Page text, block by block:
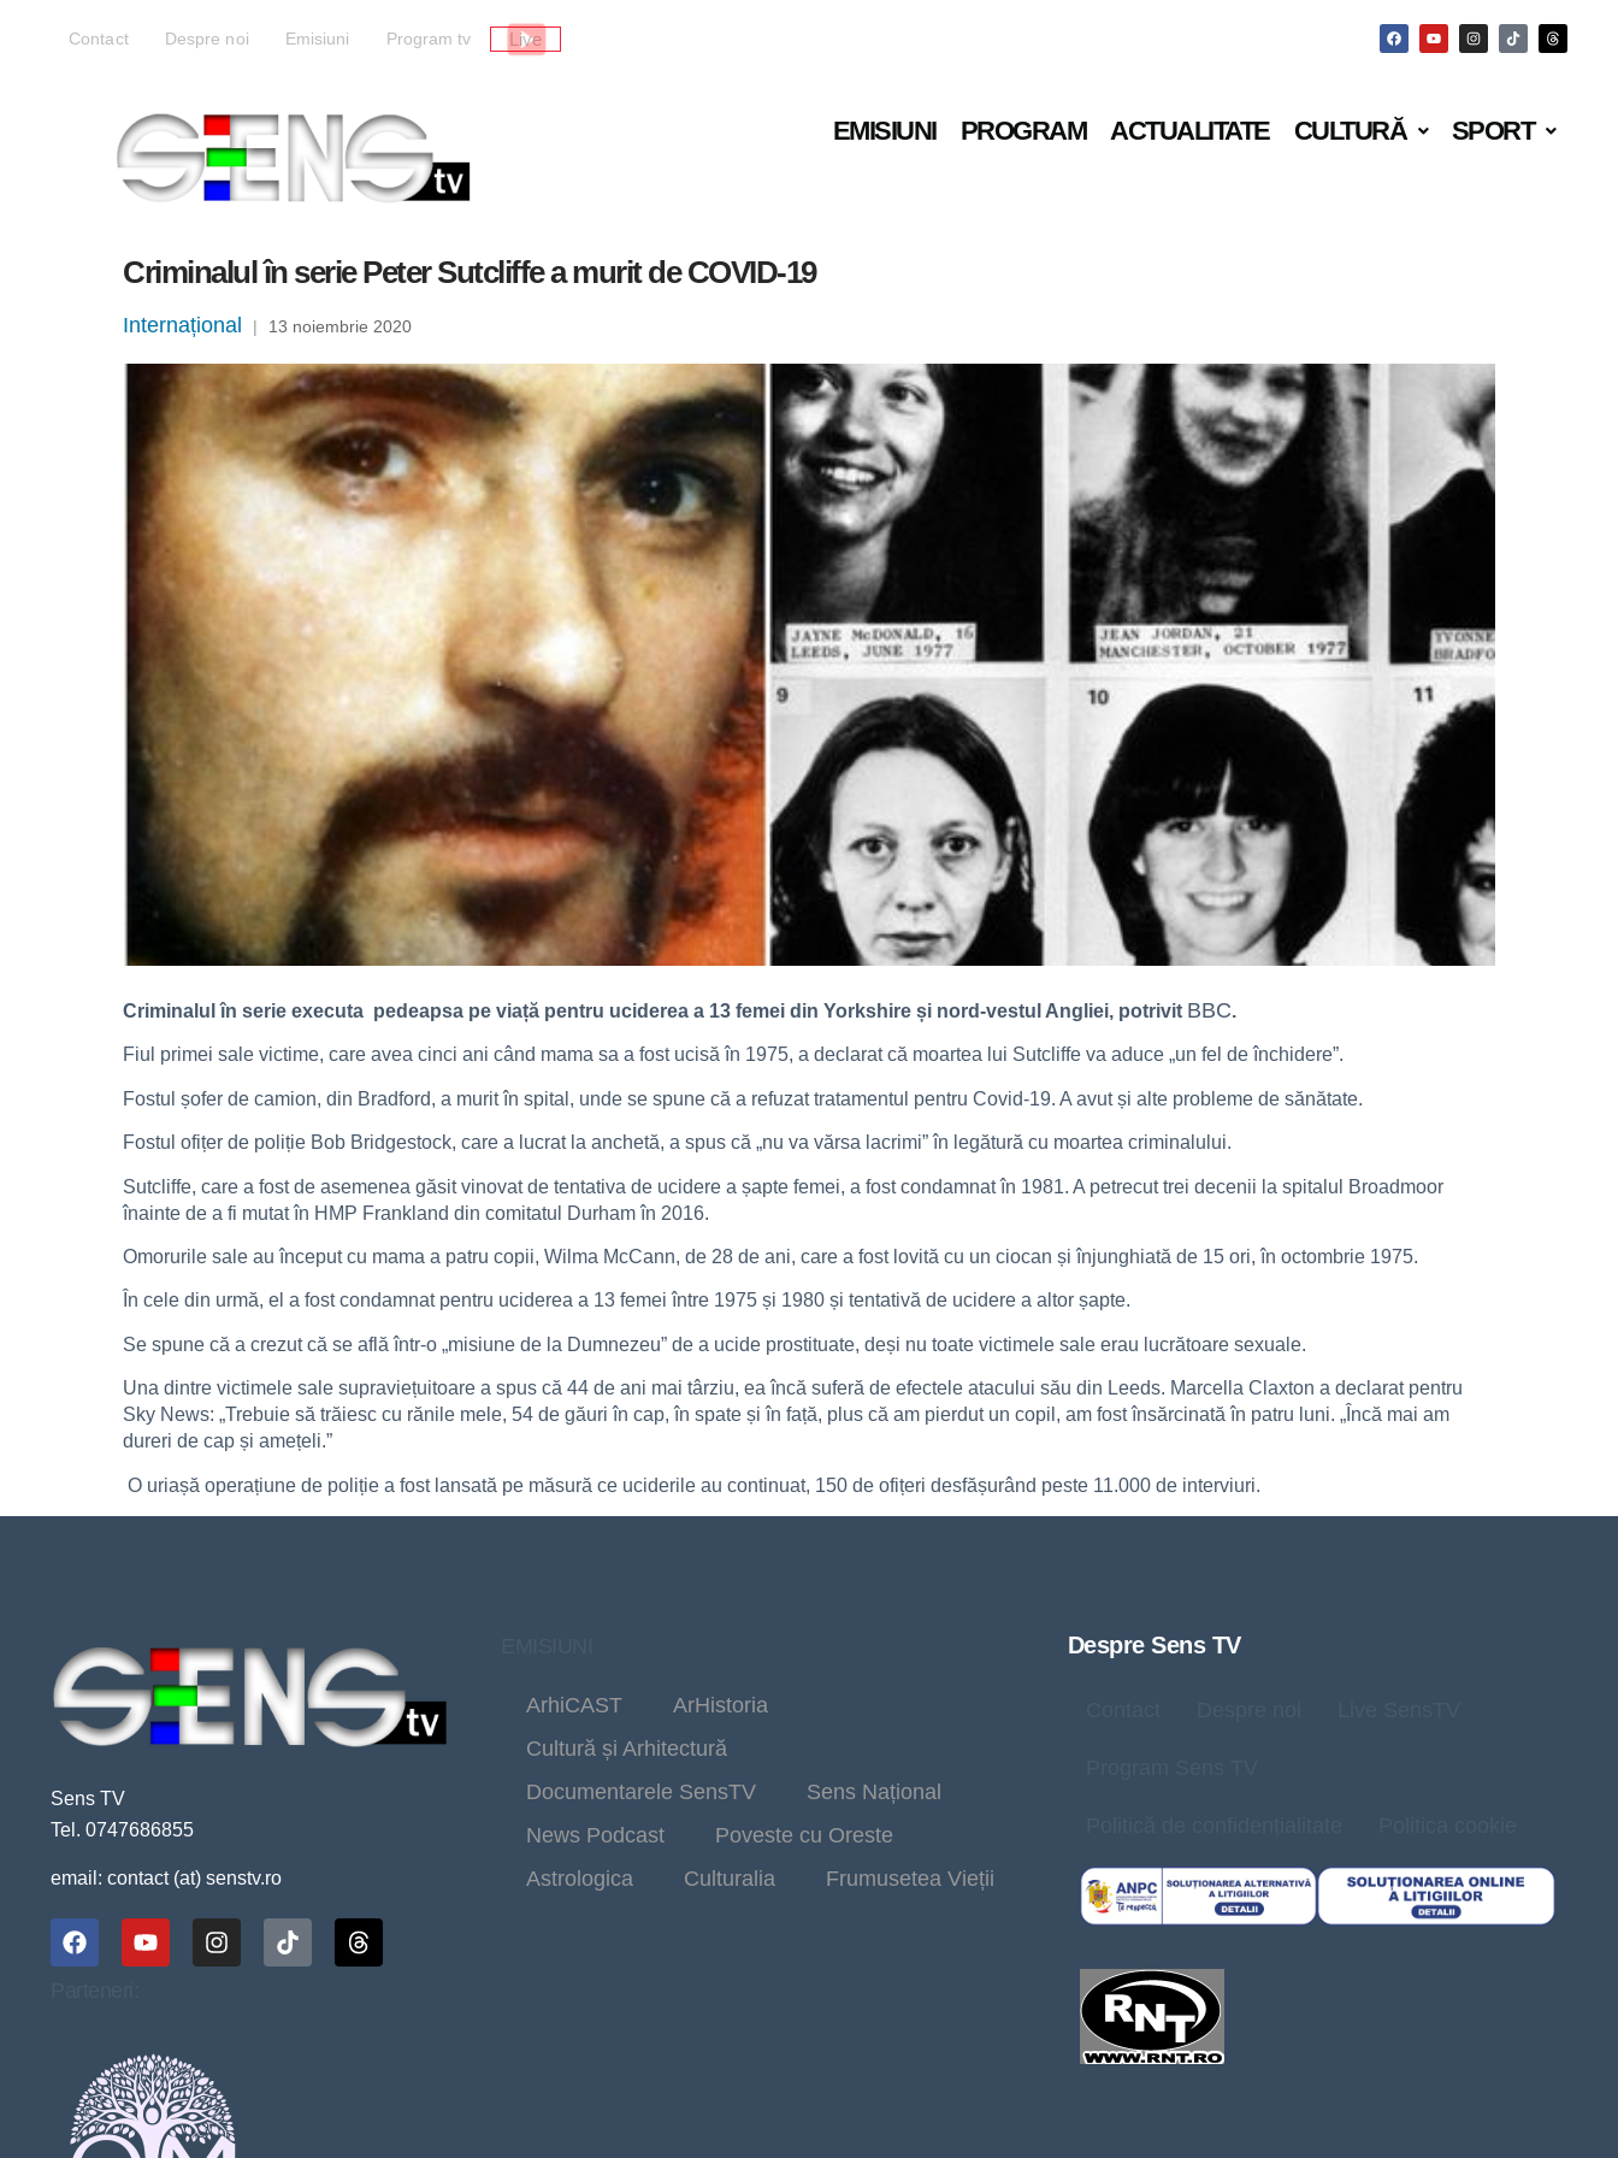
Contact Despre noi Emisiuni Program tv Live
EMISIUNI PROGRAM ACTUALITATE CULTURĂ SPORT
Criminalul în serie Peter Sutcliffe a murit de COVID-19
Internațional | 13 noiembrie 2020
Criminalul în serie executa pedeapsa pe viață pentru uciderea a 13 femei din Yorkshire și nord-vestul Angliei, potrivit BBC.
Fiul primei sale victime, care avea cinci ani când mama sa a fost ucisă în 1975, a declarat că moartea lui Sutcliffe va aduce „un fel de închidere”.
Fostul șofer de camion, din Bradford, a murit în spital, unde se spune că a refuzat tratamentul pentru Covid-19. A avut și alte probleme de sănătate.
Fostul ofițer de poliție Bob Bridgestock, care a lucrat la anchetă, a spus că „nu va vărsa lacrimi” în legătură cu moartea criminalului.
Sutcliffe, care a fost de asemenea găsit vinovat de tentativa de ucidere a șapte femei, a fost condamnat în 1981. A petrecut trei decenii la spitalul Broadmoor
înainte de a fi mutat în HMP Frankland din comitatul Durham în 2016.
Omorurile sale au început cu mama a patru copii, Wilma McCann, de 28 de ani, care a fost lovită cu un ciocan și înjunghiată de 15 ori, în octombrie 1975.
În cele din urmă, el a fost condamnat pentru uciderea a 13 femei între 1975 și 1980 și tentativă de ucidere a altor șapte.
Se spune că a crezut că se află într-o „misiune de la Dumnezeu” de a ucide prostituate, deși nu toate victimele sale erau lucrătoare sexuale.
Una dintre victimele sale supraviețuitoare a spus că 44 de ani mai târziu, ea încă suferă de efectele atacului său din Leeds. Marcella Claxton a declarat pentru
Sky News: „Trebuie să trăiesc cu rănile mele, 54 de găuri în cap, în spate și în față, plus că am pierdut un copil, am fost însărcinată în patru luni. „Încă mai am
dureri de cap și amețeli.”
O uriașă operațiune de poliție a fost lansată pe măsură ce uciderile au continuat, 150 de ofițeri desfășurând peste 11.000 de interviuri.
Sens TV
Tel. 0747686855
email: contact (at) senstv.ro
ArhiCAST
ArHistoria
Cultură și Arhitectură
Documentarele SensTV
Sens Național
News Podcast
Poveste cu Oreste
Astrologica
Culturalia Frumusetea Vieții
Despre Sens TV